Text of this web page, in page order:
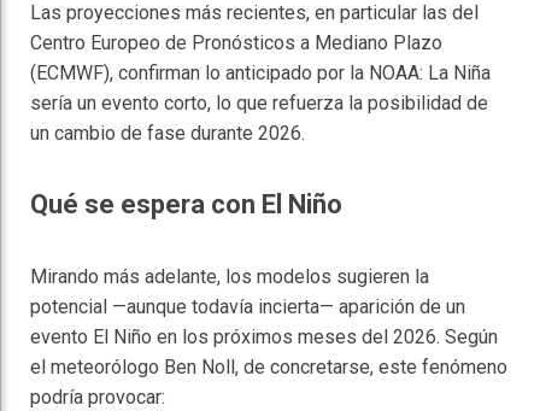
Las proyecciones más recientes, en particular las del
Centro Europeo de Pronósticos a Mediano Plazo
(ECMWF), confirman lo anticipado por la NOAA: La Niña
sería un evento corto, lo que refuerza la posibilidad de
un cambio de fase durante 2026.
Qué se espera con El Niño
Mirando más adelante, los modelos sugieren la
potencial —aunque todavía incierta— aparición de un
evento El Niño en los próximos meses del 2026. Según
el meteorólogo Ben Noll, de concretarse, este fenómeno
podría provocar: